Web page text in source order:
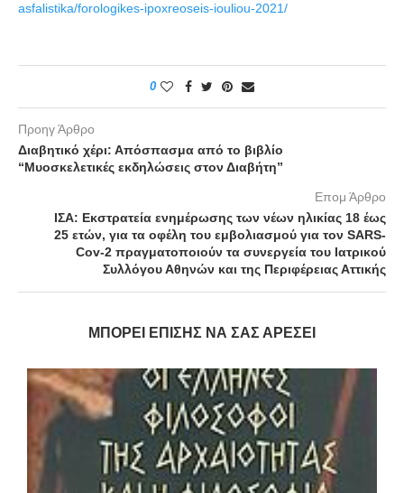
asfalistika/forologikes-ipoxreoseis-iouliou-2021/
0
Προηγ Άρθρο
Διαβητικό χέρι: Απόσπασμα από το βιβλίο
“Μυοσκελετικές εκδηλώσεις στον Διαβήτη”
Επομ Άρθρο
ΙΣΑ: Εκστρατεία ενημέρωσης των νέων ηλικίας 18 έως
25 ετών, για τα οφέλη του εμβολιασμού για τον SARS-
Cov-2 πραγματοποιούν τα συνεργεία του Ιατρικού
Συλλόγου Αθηνών και της Περιφέρειας Αττικής
ΜΠΟΡΕΊ ΕΠΊΣΗΣ ΝΑ ΣΑΣ ΑΡΈΣΕΙ